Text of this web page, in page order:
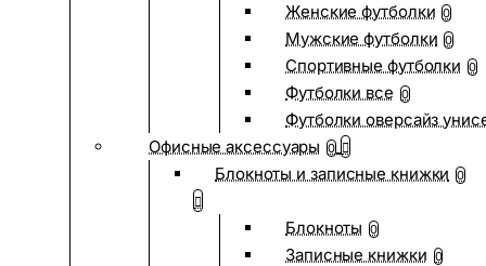
Женские футболки 0
Мужские футболки 0
Спортивные футболки 0
Футболки все 0
Футболки оверсайз
Офисные аксессуары 0
Блокноты и записные книжки 0
Блокноты 0
Записные книжки 0